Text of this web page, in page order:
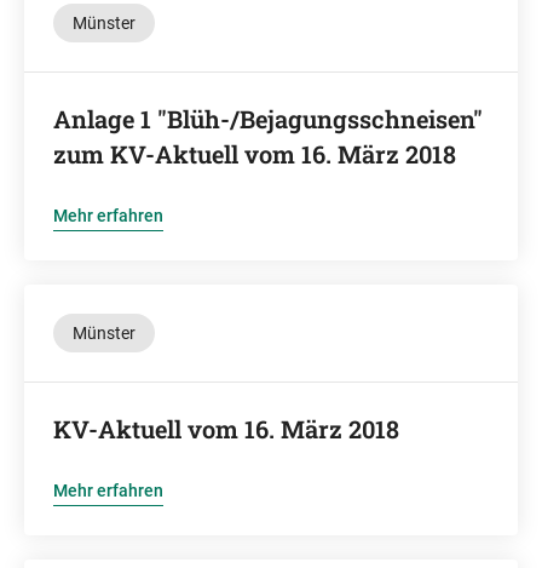
Münster
Anlage 1 "Blüh-/Bejagungsschneisen"
zum KV-Aktuell vom 16. März 2018
Mehr erfahren
Münster
KV-Aktuell vom 16. März 2018
Mehr erfahren